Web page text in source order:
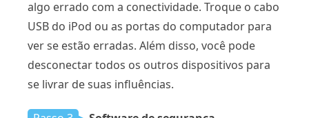
algo errado com a conectividade. Troque o cabo
USB do iPod ou as portas do computador para
ver se estão erradas. Além disso, você pode
desconectar todos os outros dispositivos para
se livrar de suas influências.